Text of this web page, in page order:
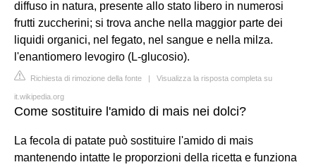
diffuso in natura, presente allo stato libero in numerosi
frutti zuccherini; si trova anche nella maggior parte dei
liquidi organici, nel fegato, nel sangue e nella milza.
l'enantiomero levogiro (L-glucosio).
Richiesta di rimozione della fonte | Visualizza la risposta completa su
it.wikipedia.org
Come sostituire l'amido di mais nei dolci?
La fecola di patate può sostituire l'amido di mais
mantenendo intatte le proporzioni della ricetta e funziona